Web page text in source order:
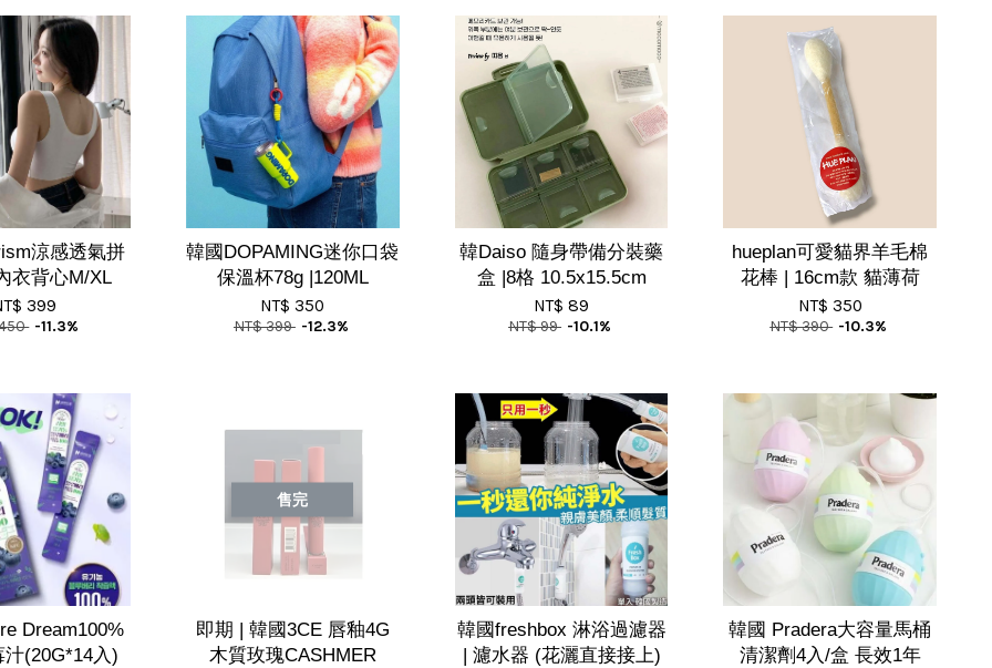
涼感透氣拼
衣背心M/XL
399
-11.3%
韓國DOPAMING迷你口袋
保溫杯78g |120ML
NT$ 350
NT$ 399 -12.3%
韓Daiso 隨身帶備分裝藥
盒 |8格 10.5x15.5cm
NT$ 89
NT$ 99 -10.1%
hueplan可愛貓界羊毛棉
花棒 | 16cm款 貓薄荷
NT$ 350
NT$ 390 -10.3%
Dream100%
(20G*14入)
售完
即期 | 韓國3CE 唇釉4G
木質玫瑰CASHMER
韓國freshbox 淋浴過濾器
| 濾水器 (花灑直接接上)
韓國 Pradera大容量馬桶
清潔劑4入/盒 長效1年